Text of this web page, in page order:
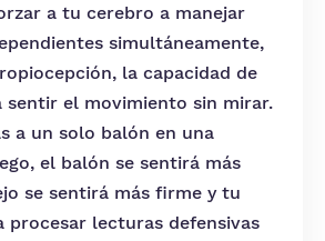
a tu cerebro a manejar
simultáneamente,
la capacidad de
sentir el movimiento sin mirar.
a un solo balón en una
el balón se sentirá más
se sentirá más firme y tu
procesar lecturas defensivas